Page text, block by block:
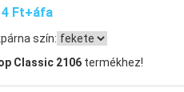
Ft+áfa
szín:
Classic 2106 termékhez!